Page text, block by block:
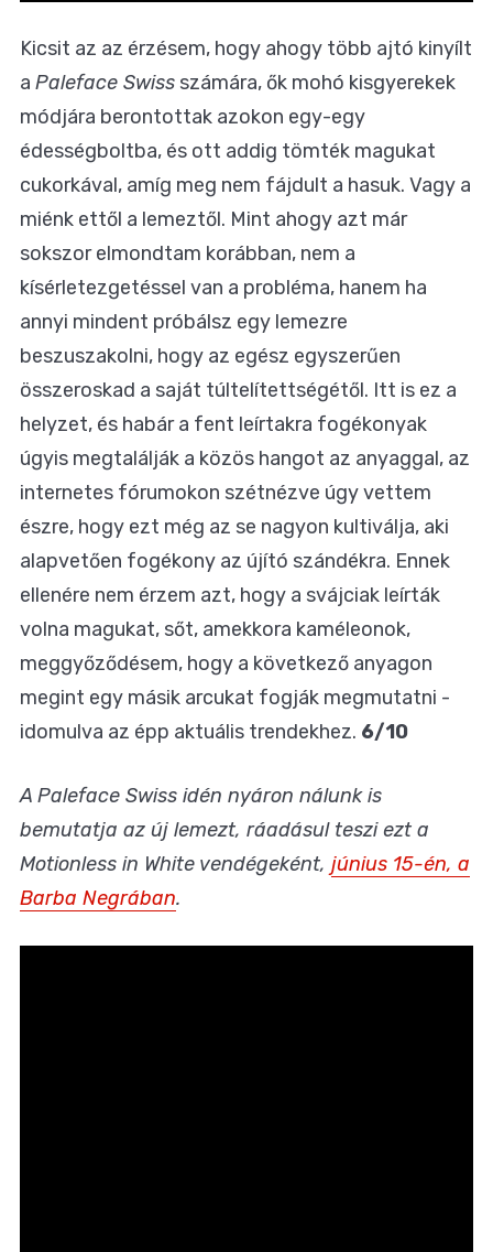
Kicsit az az érzésem, hogy ahogy több ajtó kinyílt
a Paleface Swiss számára, ők mohó kisgyerekek
módjára berontottak azokon egy-egy
édességboltba, és ott addig tömték magukat
cukorkával, amíg meg nem fájdult a hasuk. Vagy a
miénk ettől a lemeztől. Mint ahogy azt már
sokszor elmondtam korábban, nem a
kísérletezgetéssel van a probléma, hanem ha
annyi mindent próbálsz egy lemezre
beszuszakolni, hogy az egész egyszerűen
összeroskad a saját túltelítettségétől. Itt is ez a
helyzet, és habár a fent leírtakra fogékonyak
úgyis megtalálják a közös hangot az anyaggal, az
internetes fórumokon szétnézve úgy vettem
észre, hogy ezt még az se nagyon kultiválja, aki
alapvetően fogékony az újító szándékra. Ennek
ellenére nem érzem azt, hogy a svájciak leírták
volna magukat, sőt, amekkora kaméleonok,
meggyőződésem, hogy a következő anyagon
megint egy másik arcukat fogják megmutatni -
idomulva az épp aktuális trendekhez. 6/10
A Paleface Swiss idén nyáron nálunk is
bemutatja az új lemezt, ráadásul teszi ezt a
Motionless in White vendégeként, június 15-én, a
Barba Negrában.